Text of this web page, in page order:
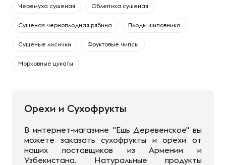
Черемуха сушеная Облепиха сушеная
Сушеная черноплодная рябина Плоды шиповника
Сушеные лисички Фруктовые чипсы
Морковные цукаты
Орехи и Сухофрукты
В интернет-магазине "Ешь Деревенское" вы
можете заказать сухофрукты и орехи от
наших поставщиков из Армении и
Узбекистана. Натуральные продукты